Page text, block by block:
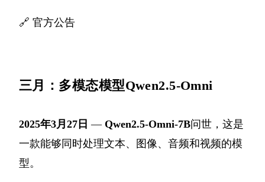
🔗 官方公告
三月：多模态模型Qwen2.5-Omni
2025年3月27日 — Qwen2.5-Omni-7B问世，这是
一款能够同时处理文本、图像、音频和视频的模
型。